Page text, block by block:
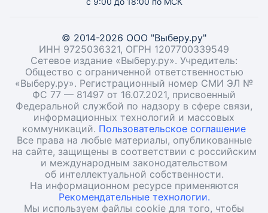
© 2014-2026 ООО "Выберу.ру"
ИНН 9725036321, ОГРН 1207700339549
Сетевое издание «Выберу.ру». Учредитель:
Общество с ограниченной ответственностью
«Выберу.ру». Регистрационный номер СМИ ЭЛ №
ФС 77 — 81497 от 16.07.2021, присвоенный
Федеральной службой по надзору в сфере связи,
информационных технологий и массовых
коммуникаций. Пользовательское соглашение
Все права на любые материалы, опубликованные
на сайте, защищены в соответствии с российским
и международным законодательством
об интеллектуальной собственности.
На информационном ресурсе применяются
Рекомендательные технологии.
Мы используем файлы cookie для того, чтобы